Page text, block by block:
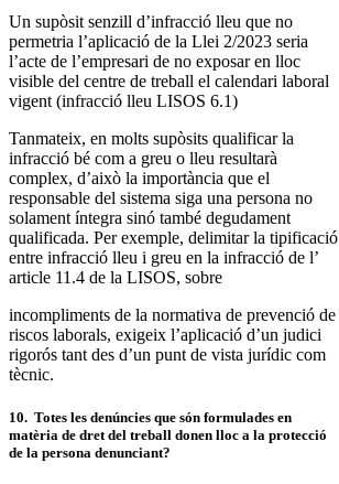
Un supòsit senzill d’infracció lleu que no
permetria l’aplicació de la Llei 2/2023 seria
l’acte de l’empresari de no exposar en lloc
visible del centre de treball el calendari laboral
vigent (infracció lleu LISOS 6.1)
Tanmateix, en molts supòsits qualificar la
infracció bé com a greu o lleu resultarà
complex, d’això la importància que el
responsable del sistema siga una persona no
solament íntegra sinó també degudament
qualificada. Per exemple, delimitar la tipificació
entre infracció lleu i greu en la infracció de l’
article 11.4 de la LISOS, sobre
incompliments de la normativa de prevenció de
riscos laborals, exigeix l’aplicació d’un judici
rigorós tant des d’un punt de vista jurídic com
tècnic.
10. Totes les denúncies que són formulades en
matèria de dret del treball donen lloc a la protecció
de la persona denunciant?